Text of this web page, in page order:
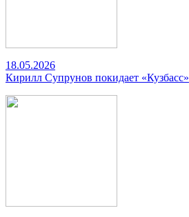
18.05.2026
Кирилл Супрунов покидает «Кузбасс»